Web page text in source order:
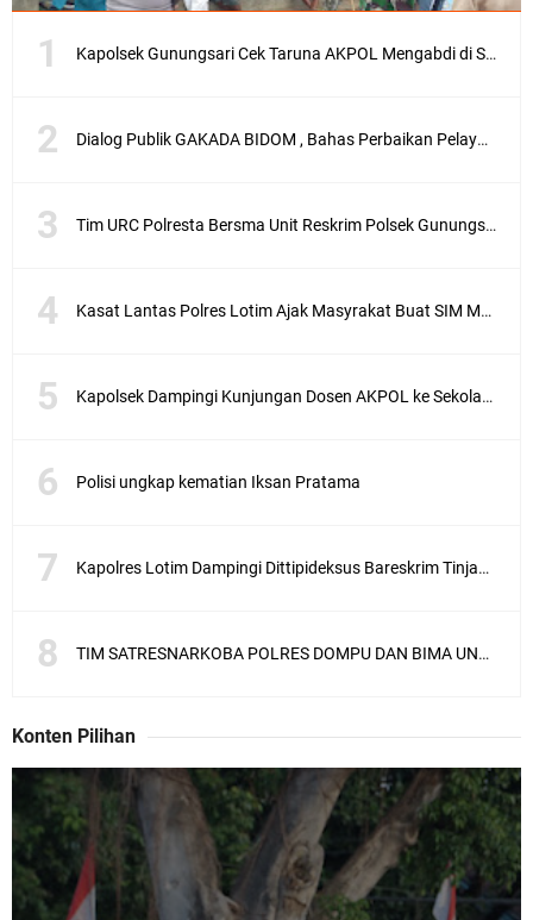
Kapolsek Gunungsari Cek Taruna AKPOL Mengabdi di SRD 4
Dialog Publik GAKADA BIDOM , Bahas Perbaikan Pelayanan Medis di NTB
Tim URC Polresta Bersma Unit Reskrim Polsek Gunungsari Tangkap Pelaku Curanmor
Kasat Lantas Polres Lotim Ajak Masyrakat Buat SIM Melalui SATPAS Bukan Calo
Kapolsek Dampingi Kunjungan Dosen AKPOL ke Sekolah Rakyat Gunungsari
Polisi ungkap kematian Iksan Pratama
Kapolres Lotim Dampingi Dittipideksus Bareskrim Tinjau Sentra Bawah Putih Sembalun
TIM SATRESNARKOBA POLRES DOMPU DAN BIMA UNGKAP KASUS NARKOBA VIA JASA PENGIRIMAN BARANG JNE
Konten Pilihan